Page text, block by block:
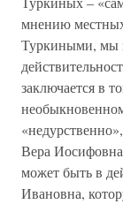
мнению
Туркиными, мы
заключается в
Вера
может быть в
Ивановна,